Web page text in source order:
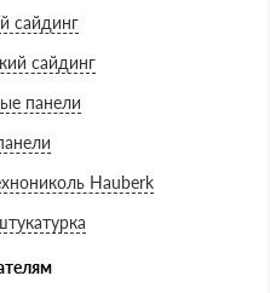
сайдинг
сайдинг
панели
Hauberk